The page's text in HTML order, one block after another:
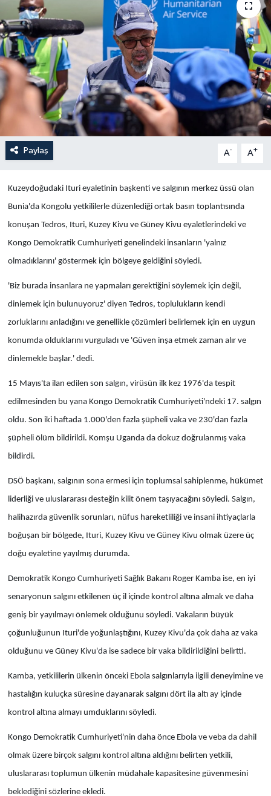
Paylaş A- A+
Kuzeydoğudaki Ituri eyaletinin başkenti ve salgının merkez üssü olan
Bunia'da Kongolu yetkililerle düzenlediği ortak basın toplantısında
konuşan Tedros, Ituri, Kuzey Kivu ve Güney Kivu eyaletlerindeki ve
Kongo Demokratik Cumhuriyeti genelindeki insanların 'yalnız
olmadıklarını' göstermek için bölgeye geldiğini söyledi.
'Biz burada insanlara ne yapmaları gerektiğini söylemek için değil,
dinlemek için bulunuyoruz' diyen Tedros, toplulukların kendi
zorluklarını anladığını ve genellikle çözümleri belirlemek için en uygun
konumda olduklarını vurguladı ve 'Güven inşa etmek zaman alır ve
dinlemekle başlar.' dedi.
15 Mayıs'ta ilan edilen son salgın, virüsün ilk kez 1976'da tespit
edilmesinden bu yana Kongo Demokratik Cumhuriyeti'ndeki 17. salgın
oldu. Son iki haftada 1.000'den fazla şüpheli vaka ve 230'dan fazla
şüpheli ölüm bildirildi. Komşu Uganda da dokuz doğrulanmış vaka
bildirdi.
DSÖ başkanı, salgının sona ermesi için toplumsal sahiplenme, hükümet
liderliği ve uluslararası desteğin kilit önem taşıyacağını söyledi. Salgın,
halihazırda güvenlik sorunları, nüfus hareketliliği ve insani ihtiyaçlarla
boğuşan bir bölgede, Ituri, Kuzey Kivu ve Güney Kivu olmak üzere üç
doğu eyaletine yayılmış durumda.
Demokratik Kongo Cumhuriyeti Sağlık Bakanı Roger Kamba ise, en iyi
senaryonun salgını etkilenen üç il içinde kontrol altına almak ve daha
geniş bir yayılmayı önlemek olduğunu söyledi. Vakaların büyük
çoğunluğunun Ituri'de yoğunlaştığını, Kuzey Kivu'da çok daha az vaka
olduğunu ve Güney Kivu'da ise sadece bir vaka bildirildiğini belirtti.
Kamba, yetkililerin ülkenin önceki Ebola salgınlarıyla ilgili deneyimine ve
hastalığın kuluçka süresine dayanarak salgını dört ila altı ay içinde
kontrol altına almayı umduklarını söyledi.
Kongo Demokratik Cumhuriyeti'nin daha önce Ebola ve veba da dahil
olmak üzere birçok salgını kontrol altına aldığını belirten yetkili,
uluslararası toplumun ülkenin müdahale kapasitesine güvenmesini
beklediğini sözlerine ekledi.
Dünya
Eği̇ti̇m